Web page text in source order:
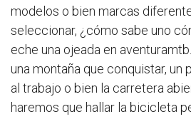
modelos o bien marcas
seleccionar, ¿cómo sabe uno
eche una ojeada en
una montaña que conquistar, un
al trabajo o bien la carretera
haremos que hallar la bicicleta